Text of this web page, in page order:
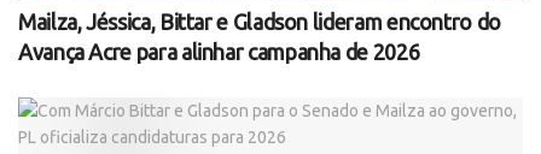
Mailza, Jéssica, Bittar e Gladson lideram encontro do
Avança Acre para alinhar campanha de 2026